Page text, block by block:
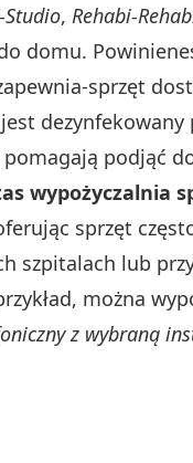
Studio, Rehabi-
domu.
sprzęt
dezynfekowany
podjąć
wypożyczalnia
sprzęt
szpitalach lub
można
z wybraną